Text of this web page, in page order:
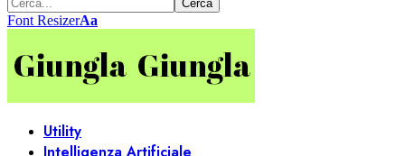
Font ResizerAa
Utility